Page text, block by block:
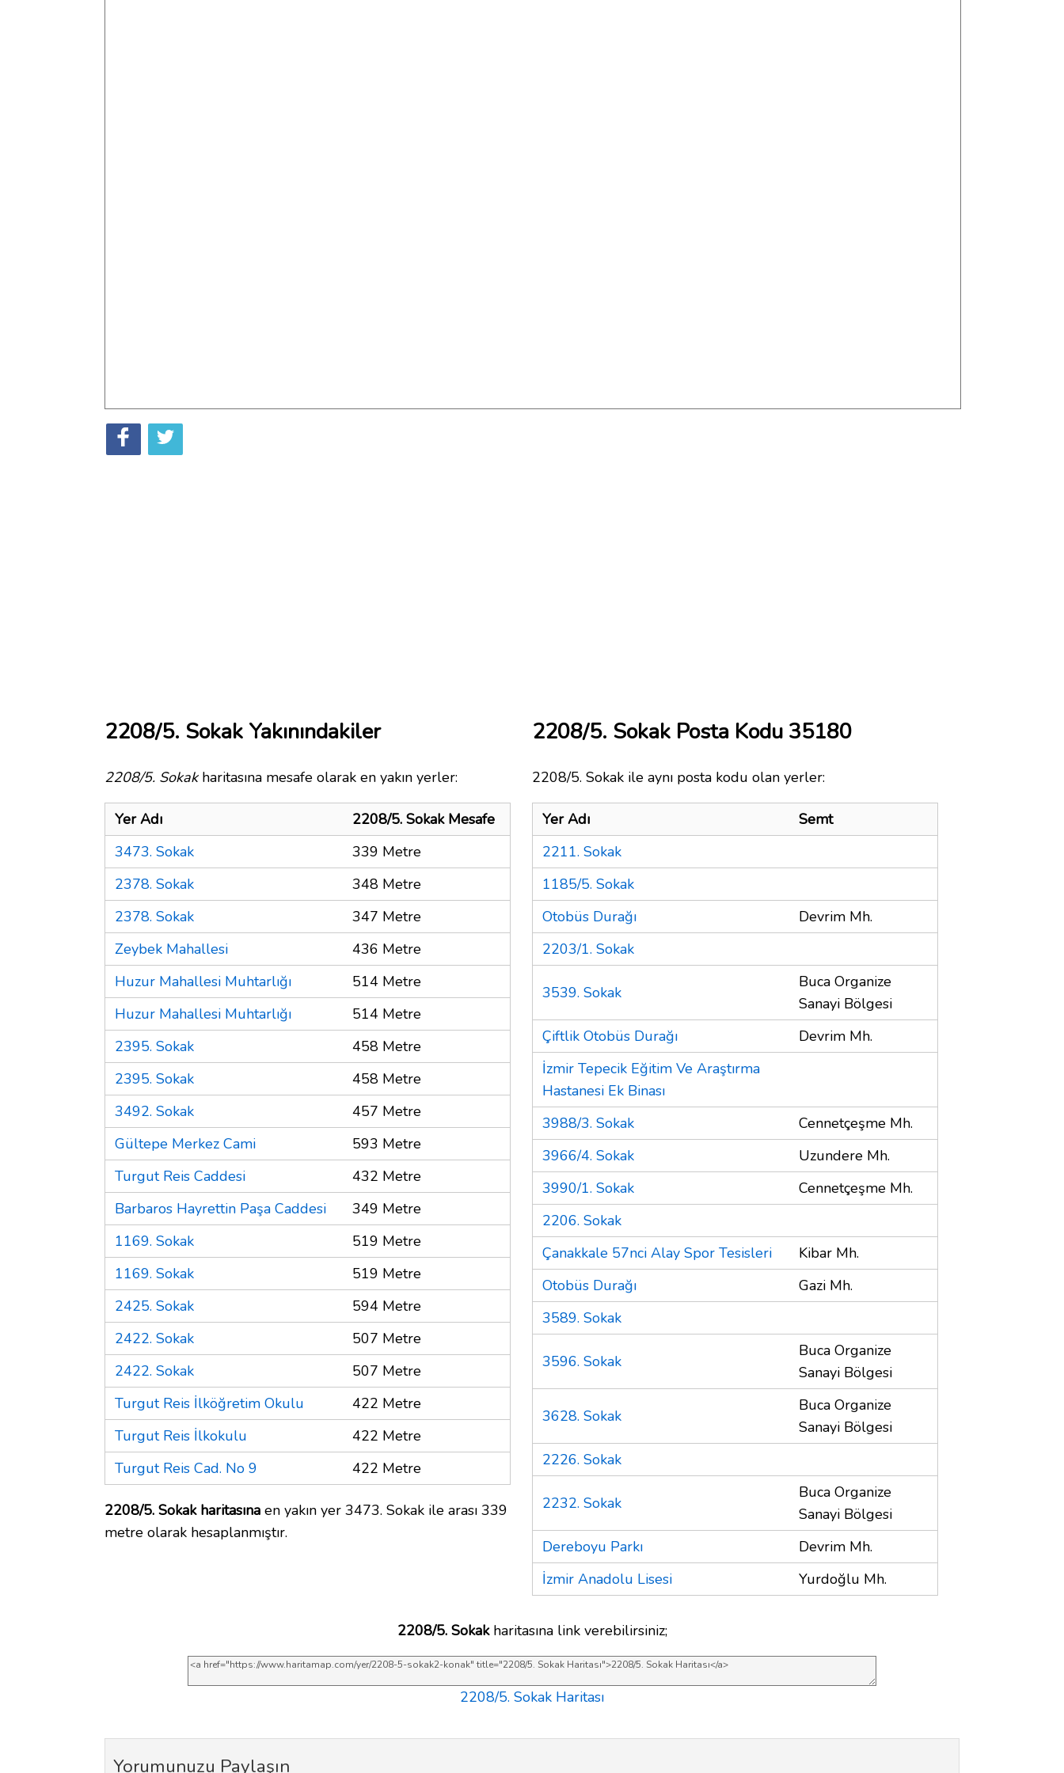
2208/5. Sokak Yakınındakiler
2208/5. Sokakharitasına mesafe olarak en yakın yerler:
Yer Adı
2208/5. Sokak Mesafe
3473. Sokak
339 Metre
2378. Sokak
348 Metre
2378. Sokak
347 Metre
Zeybek Mahallesi
436 Metre
Huzur Mahallesi Muhtarlığı
514 Metre
Huzur Mahallesi Muhtarlığı
514 Metre
2395. Sokak
458 Metre
2395. Sokak
458 Metre
3492. Sokak
457 Metre
Gültepe Merkez Cami
593 Metre
Turgut Reis Caddesi
432 Metre
Barbaros Hayrettin Paşa Caddesi
349 Metre
1169. Sokak
519 Metre
1169. Sokak
519 Metre
2425. Sokak
594 Metre
2422. Sokak
507 Metre
2422. Sokak
507 Metre
Turgut Reis İlköğretim Okulu
422 Metre
Turgut Reis İlkokulu
422 Metre
Turgut Reis Cad. No 9
422 Metre
2208/5. Sokak haritasına en yakın yer 3473. Sokak ile arası 339
metre olarak hesaplanmıştır.
2208/5. Sokak Posta Kodu 35180
2208/5. Sokak ile aynı posta kodu olan yerler:
Yer Adı
Semt
2211. Sokak
1185/5. Sokak
Otobüs Durağı
Devrim Mh.
2203/1. Sokak
3539. Sokak
Buca Organize
Sanayi Bölgesi
Çiftlik Otobüs Durağı
Devrim Mh.
İzmir Tepecik Eğitim Ve Araştırma
Hastanesi Ek Binası
3988/3. Sokak
Cennetçeşme Mh.
3966/4. Sokak
Uzundere Mh.
3990/1. Sokak
Cennetçeşme Mh.
2206. Sokak
Çanakkale 57nci Alay Spor Tesisleri
Kibar Mh.
Otobüs Durağı
Gazi Mh.
3589. Sokak
3596. Sokak
Buca Organize
Sanayi Bölgesi
3628. Sokak
Buca Organize
Sanayi Bölgesi
2226. Sokak
2232. Sokak
Buca Organize
Sanayi Bölgesi
Dereboyu Parkı
Devrim Mh.
İzmir Anadolu Lisesi
Yurdoğlu Mh.
2208/5. Sokakharitasına link verebilirsiniz;
2208/5. Sokak Haritası
Yorumunuzu Paylaşın